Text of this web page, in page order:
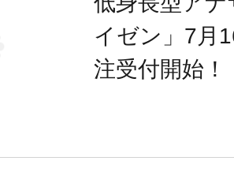
イゼン」7月
注受付開始！